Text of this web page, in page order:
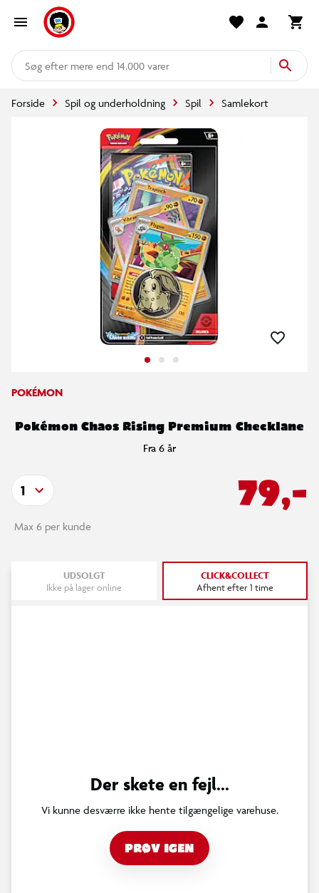
mere end 14.000 varer
Forside Spil og underholdning Spil Samlekort
POKÉMON
Pokémon Chaos Rising Premium Checklane
Fra 6 år
79,-
1
Max 6 per kunde
UDSOLGT
Ikke på lager online
CLICK&COLLECT
Afhent efter 1 time
Der skete en fejl...
Vi kunne desværre ikke hente tilgængelige varehuse.
PRØV IGEN